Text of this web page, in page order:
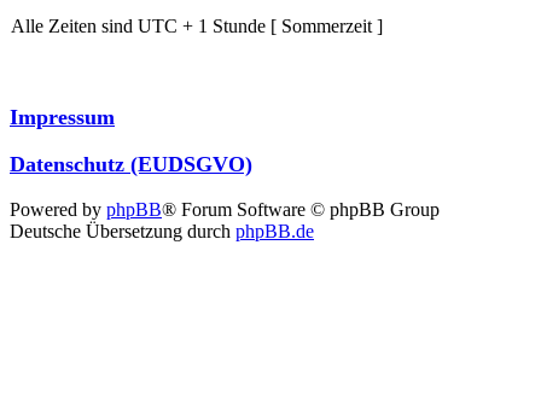
Alle Zeiten sind UTC + 1 Stunde [ Sommerzeit ]
Impressum
Datenschutz (EUDSGVO)
Powered by phpBB® Forum Software © phpBB Group
Deutsche Übersetzung durch phpBB.de